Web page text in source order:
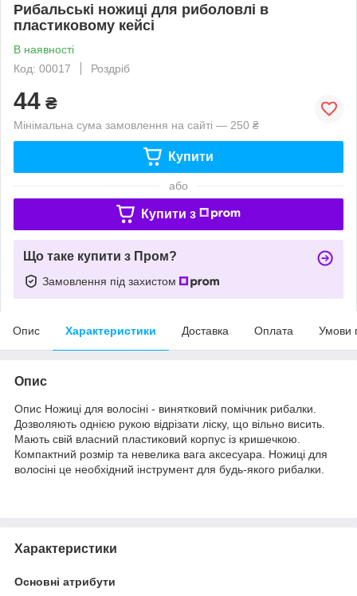
Рибальські ножиці для риболовлі в
пластиковому кейсі
В наявності
Код: 00017
Роздріб
44 ₴
Мінімальна сума замовлення на сайті — 250 ₴
Купити
або
Купити з
Що таке купити з Пром?
Замовлення під захистом
Опис Характеристики Доставка Оплата Умови
Опис
Опис Ножиці для волосіні - винятковий помічник рибалки.
Дозволяють однією рукою відрізати ліску, що вільно висить.
Мають свій власний пластиковий корпус із кришечкою.
Компактний розмір та невелика вага аксесуара. Ножиці для
волосіні це необхідний інструмент для будь-якого рибалки.
Характеристики
Основні атрибути